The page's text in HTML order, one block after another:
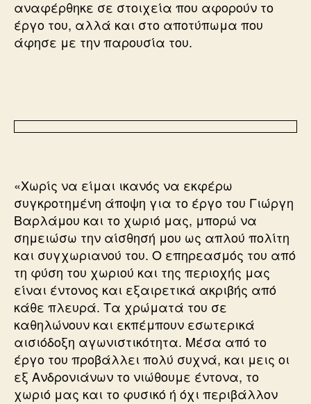
αναφέρθηκε σε στοιχεία που αφορούν το
έργο του, αλλά και στο αποτύπωμα που
άφησε με την παρουσία του.
«Χωρίς να είμαι ικανός να εκφέρω
συγκροτημένη άποψη για το έργο του Γιώργη
Βαρλάμου και το χωριό μας, μπορώ να
σημειώσω την αίσθησή μου ως απλού πολίτη
και συγχωριανού του. Ο επηρεασμός του από
τη φύση του χωριού και της περιοχής μας
είναι έντονος και εξαιρετικά ακριβής από
κάθε πλευρά. Τα χρώματά του σε
καθηλώνουν και εκπέμπουν εσωτερικά
αισιόδοξη αγωνιστικότητα. Μέσα από το
έργο του προβάλλει πολύ συχνά, και μεις οι
εξ Ανδρονιάνων το νιώθουμε έντονα, το
χωριό μας και το φυσικό ή όχι περιβάλλον